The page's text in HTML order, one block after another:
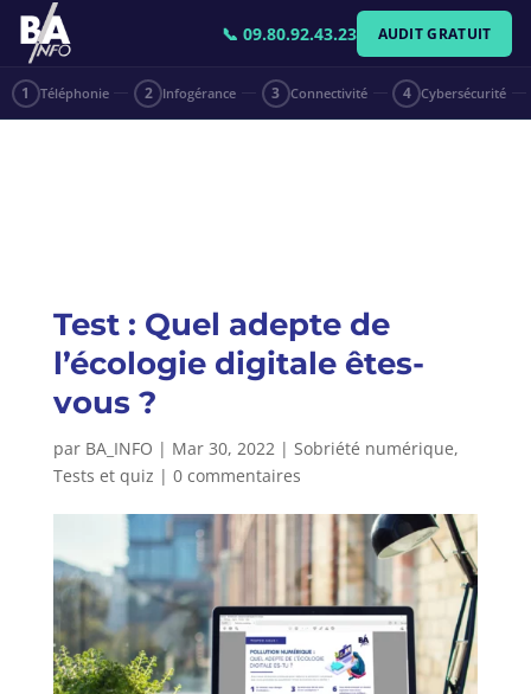
📞 09.80.92.43.23 AUDIT GRATUIT
1 Téléphonie 2 Infogérance 3 Connectivité 4 Cybersécurité
Test : Quel adepte de
l’écologie digitale êtes-
vous ?
par BA_INFO | Mar 30, 2022| Sobriété numérique,
Tests et quiz | 0 commentaires